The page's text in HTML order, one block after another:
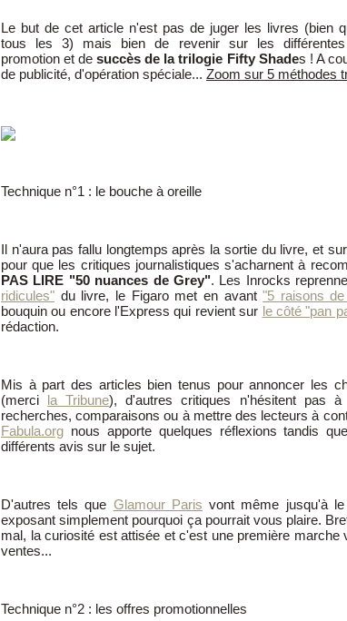
Le but de cet article n'est pas de juger les livres (bien
tous les 3) mais bien de revenir sur les
promotion et desuccès de la trilogie Fifty Shades ! A
de publicité, d'opération spéciale... Zoom sur 5 méthodes
Technique n°1 : le bouche à oreille
Il n'aura pas fallu longtemps après la sortie du livre, et
pour que les critiques journalistiques s'acharnent à
PAS LIRE "50 nuances de Grey". Les Inrocks
ridicules" du livre, le Figaro met en avant"5 raisons
bouquin ou encore l'Express qui revient sur le côté "pan
rédaction.
Mis à part des articles bien tenus pour annoncer les
(merci la Tribune), d'autres critiques n'hésitent pas à
recherches, comparaisons ou à mettre des lecteurs à
Fabula.org nous apporte quelques réflexions tandis que
différents avis sur le sujet.
D'autres tels que Glamour Paris vont même jusqu'à le
exposant simplement pourquoi ça pourrait vous plaire.
mal, la curiosité est attisée et c'est une première marche
ventes...
Technique n°2 : les offres promotionnelles